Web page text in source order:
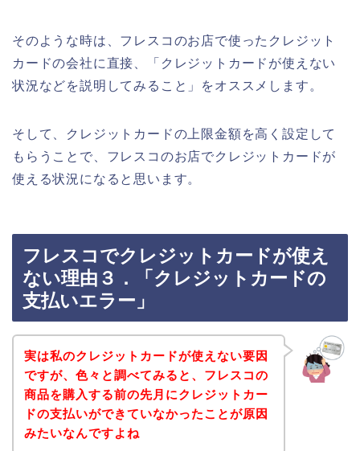
そのような時は、フレスコのお店で使ったクレジット
カードの会社に直接、「クレジットカードが使えない
状況などを説明してみること」をオススメします。
そして、クレジットカードの上限金額を高く設定して
もらうことで、フレスコのお店でクレジットカードが
使える状況になると思います。
フレスコでクレジットカードが使え
ない理由３．「クレジットカードの
支払いエラー」
実は私のクレジットカードが使えない要因
ですが、色々と調べてみると、フレスコの
商品を購入する前の先月にクレジットカー
ドの支払いができていなかったことが原因
みたいなんですよね